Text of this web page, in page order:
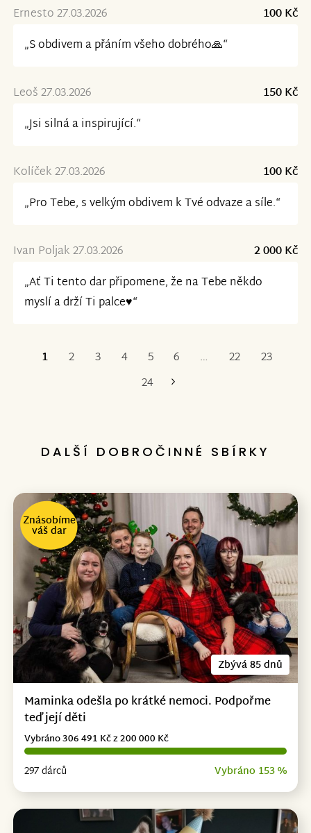
Ernesto 27.03.2026
100 Kč
„S obdivem a přáním všeho dobrého🙏“
Leoš 27.03.2026
150 Kč
„Jsi silná a inspirující.“
Kolíček 27.03.2026
100 Kč
„Pro Tebe, s velkým obdivem k Tvé odvaze a síle.“
Ivan Poljak 27.03.2026
2 000 Kč
„Ať Ti tento dar připomene, že na Tebe někdo
myslí a drží Ti palce♥️“
1 2 3 4 5 6 … 22
23
24
Poslední
DALŠÍ DOBROČINNÉ SBÍRKY
Zbývá 85 dnů
Znásobíme
váš dar
Maminka odešla po krátké nemoci. Podpořme
teď její děti
297 dárců Vybráno 153 %
Vybráno 306 491 Kč z 200 000 Kč